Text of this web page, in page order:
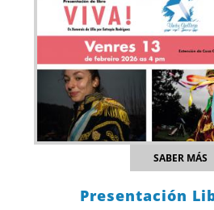
SABER MÁS
Presentación